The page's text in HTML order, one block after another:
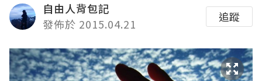
自由人背包記
發佈於 2015.04.21
追蹤